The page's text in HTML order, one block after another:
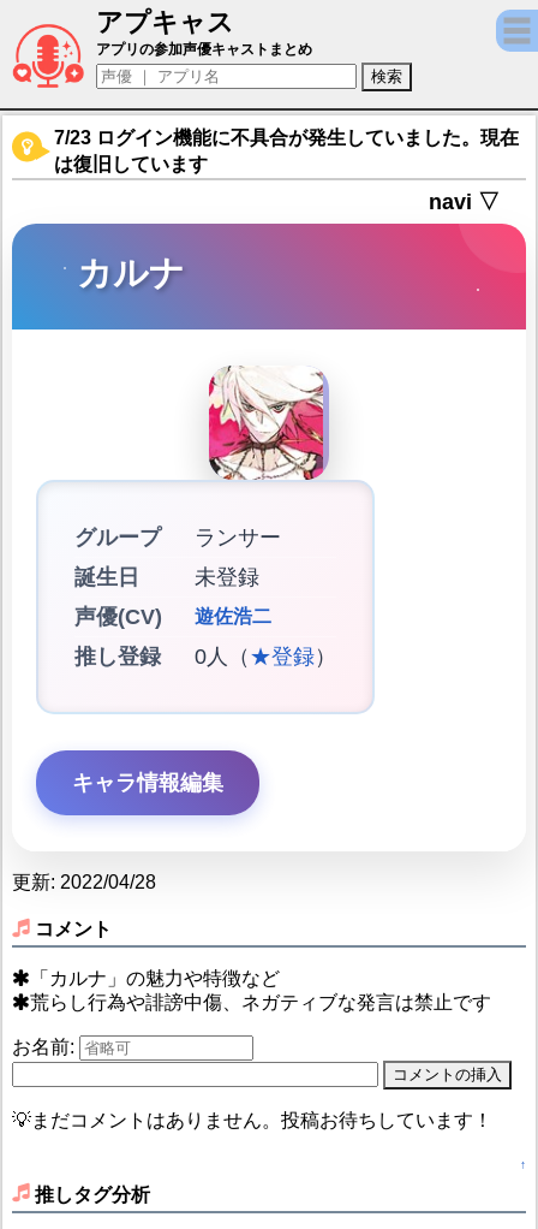
アプキャス
カルナ（声優：遊佐浩二)【Fate/Grand
アプリの参加声優キャストまとめ
7/23 ログイン機能に不具合が発生していました。現在
は復旧しています
navi ▽
カルナ
グループ
ランサー
誕生日
未登録
声優(CV)
遊佐浩二
推し登録 0人（ ★登録）
キャラ情報編集
更新: 2022/04/28
コメント
「カルナ」の魅力や特徴など
荒らし行為や誹謗中傷、ネガティブな発言は禁止です
お名前:
💡まだコメントはありません。投稿お待ちしています！
↑
推しタグ分析